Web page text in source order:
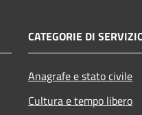
CATEGORIE DI
Anagrafe e stato civile
Cultura e tempo libero